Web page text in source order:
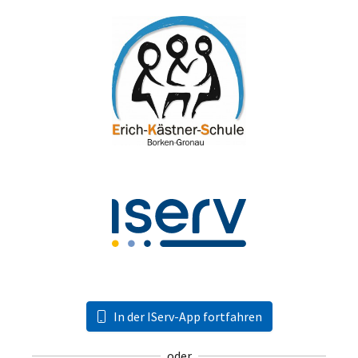
In der IServ-App fortfahren